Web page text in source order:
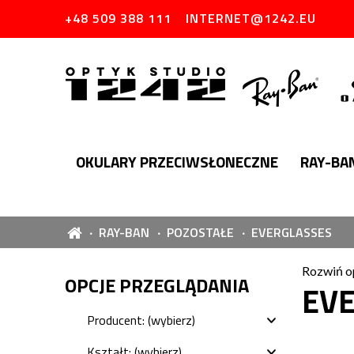
+48 509 388 111 INTERNET@1242.EU
OKULARY PRZECIWSŁONECZNE RAY-
RAY-BAN POZOSTAŁE EVERGLASSES
OPCJE PRZEGLĄDANIA
Producent: (wybierz)
Rozwiń